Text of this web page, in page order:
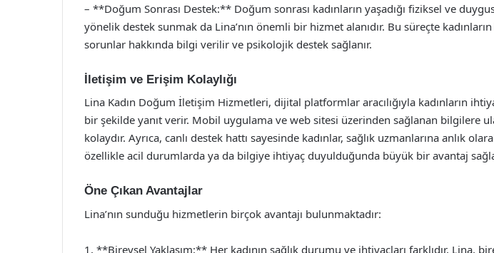
– **Doğum Sonrası Destek:** Doğum sonrası kadınların yaşadığı fiziksel ve
yönelik destek sunmak da Lina’nın önemli bir hizmet alanıdır. Bu süreçte
sorunlar hakkında bilgi verilir ve psikolojik destek sağlanır.
İletişim ve Erişim Kolaylığı
Lina Kadın Doğum İletişim Hizmetleri, dijital platformlar aracılığıyla kadınların
bir şekilde yanıt verir. Mobil uygulama ve web sitesi üzerinden sağlanan bilgilere
kolaydır. Ayrıca, canlı destek hattı sayesinde kadınlar, sağlık uzmanlarına anlık
özellikle acil durumlarda ya da bilgiye ihtiyaç duyulduğunda büyük bir avantaj
Öne Çıkan Avantajlar
Lina’nın sunduğu hizmetlerin birçok avantajı bulunmaktadır:
1. **Bireysel Yaklaşım:** Her kadının sağlık durumu ve ihtiyaçları farklıdır. Lina,